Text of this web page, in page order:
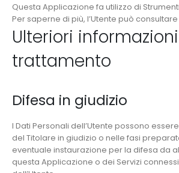
Questa Applicazione fa utilizzo di
Per saperne di più, l’Utente può
Ulteriori
trattamento
Difesa in giudizio
I Dati Personali dell’Utente possono
del Titolare in giudizio o nelle fasi
eventuale instaurazione per la difesa da
questa Applicazione o dei Servizi